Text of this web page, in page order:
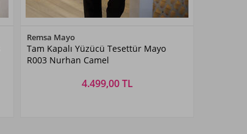
Camel
Remsa Mayo
Tam Kapalı Yüzücü Tesettür Mayo
R003 Nurhan Camel
4.499,00 TL